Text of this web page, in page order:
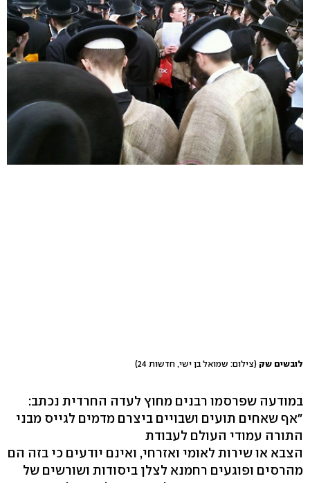
לובשים שק (צילום: שמואל בן ישי, חדשות 24)
במודעה שפרסמו רבנים מחוץ לעדה החרדית נכתב:
"אף שאחים תועים ושבויים ביצרם מדמים לגייס מבני
התורה עמודי העולם לעבודת
הצבא או שירות לאומי ואזרחי, ואינם יודעים כי בזה הם
מהרסים ופוגעים רחמנא לצלן ביסודות ושורשים של